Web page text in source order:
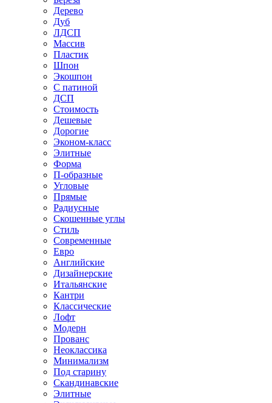
Дерево
Дуб
ЛДСП
Массив
Пластик
Шпон
Экошпон
С патиной
ДСП
Стоимость
Дешевые
Дорогие
Эконом-класс
Элитные
Форма
П-образные
Угловые
Прямые
Радиусные
Скошенные углы
Стиль
Современные
Евро
Английские
Дизайнерские
Итальянские
Кантри
Классические
Лофт
Модерн
Прованс
Неоклассика
Минимализм
Под старину
Скандинавские
Элитные